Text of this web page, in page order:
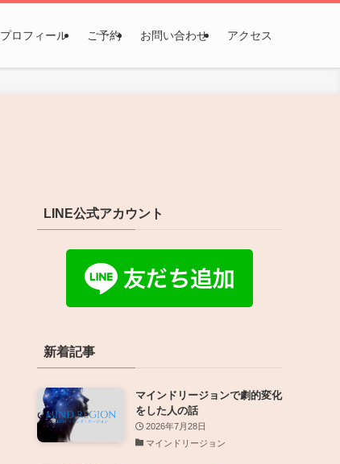
プロフィール ご予約 お問い合わせ アクセス
LINE公式アカウント
新着記事
マインドリージョンで劇的変化
をした人の話
2026年7月28日
マインドリージョン